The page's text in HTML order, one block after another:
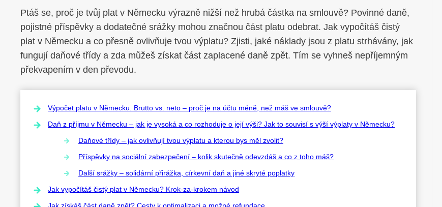
Ptáš se, proč je tvůj plat v Německu výrazně nižší než hrubá částka na smlouvě? Povinné daně,
pojistné příspěvky a dodatečné srážky mohou značnou část platu odebrat. Jak vypočítáš čistý
plat v Německu a co přesně ovlivňuje tvou výplatu? Zjisti, jaké náklady jsou z platu strhávány, jak
fungují daňové třídy a zda můžeš získat část zaplacené daně zpět. Tím se vyhneš nepříjemným
překvapením v den převodu.
Výpočet platu v Německu. Brutto vs. neto – proč je na účtu méně, než máš ve smlouvě?
Daň z příjmu v Německu – jak je vysoká a co rozhoduje o její výši? Jak to souvisí s výší výplaty v Německu?
Daňové třídy – jak ovlivňují tvou výplatu a kterou bys měl zvolit?
Příspěvky na sociální zabezpečení – kolik skutečně odevzdáš a co z toho máš?
Další srážky – solidární přirážka, církevní daň a jiné skryté poplatky
Jak vypočítáš čistý plat v Německu? Krok-za-krokem návod
Jak získáš část daně zpět? Cesty k optimalizaci a možné refundace